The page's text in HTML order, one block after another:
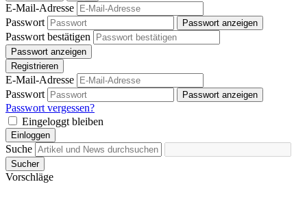
E-Mail-Adresse
Passwort
Passwort anzeigen
Passwort bestätigen
Passwort anzeigen
Registrieren
E-Mail-Adresse
Passwort
Passwort anzeigen
Passwort vergessen?
Eingeloggt bleiben
Einloggen
Suche
Sucher
Vorschläge